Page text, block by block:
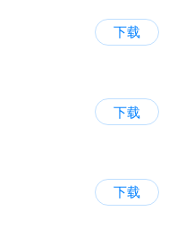
下载
下载
下载